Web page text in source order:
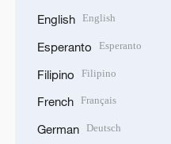
English English
Esperanto Esperanto
Filipino Filipino
French Français
German Deutsch